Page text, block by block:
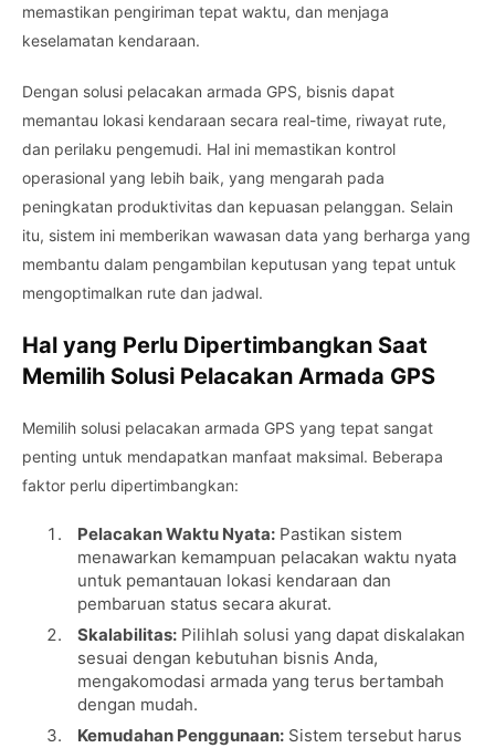
memastikan pengiriman tepat waktu, dan menjaga
keselamatan kendaraan.
Dengan solusi pelacakan armada GPS, bisnis dapat
memantau lokasi kendaraan secara real-time, riwayat rute,
dan perilaku pengemudi. Hal ini memastikan kontrol
operasional yang lebih baik, yang mengarah pada
peningkatan produktivitas dan kepuasan pelanggan. Selain
itu, sistem ini memberikan wawasan data yang berharga yang
membantu dalam pengambilan keputusan yang tepat untuk
mengoptimalkan rute dan jadwal.
Hal yang Perlu Dipertimbangkan Saat
Memilih Solusi Pelacakan Armada GPS
Memilih solusi pelacakan armada GPS yang tepat sangat
penting untuk mendapatkan manfaat maksimal. Beberapa
faktor perlu dipertimbangkan:
Pelacakan Waktu Nyata: Pastikan sistem
menawarkan kemampuan pelacakan waktu nyata
untuk pemantauan lokasi kendaraan dan
pembaruan status secara akurat.
Skalabilitas: Pilihlah solusi yang dapat diskalakan
sesuai dengan kebutuhan bisnis Anda,
mengakomodasi armada yang terus bertambah
dengan mudah.
Kemudahan Penggunaan: Sistem tersebut harus